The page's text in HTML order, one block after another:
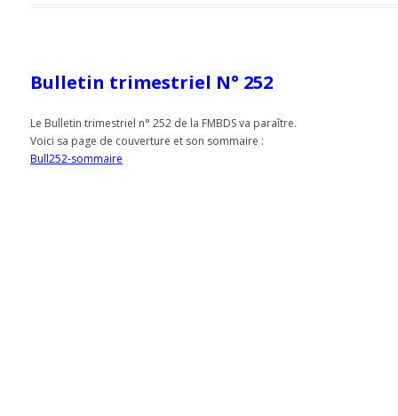
Bulletin trimestriel N° 252
Le Bulletin trimestriel n° 252 de la FMBDS va paraître.
Voici sa page de couverture et son sommaire :
Bull252-sommaire